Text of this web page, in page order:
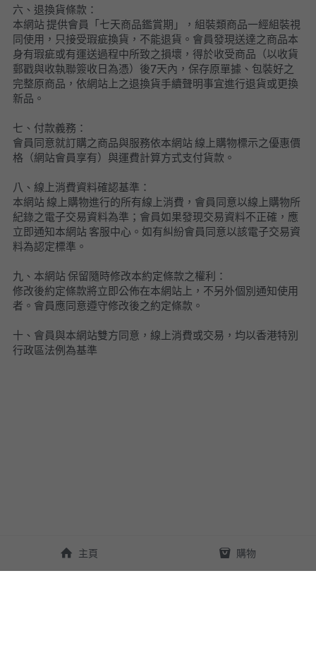
六、退換貨條款：
本網站 提供會員「七天商品鑑賞期」，組裝類商品一經組裝視
同使用，只接受瑕疵換貨，不能退貨。會員發現送達之商品本
身有瑕疵或有運送過程中所致之損壞，得於收受商品（以收貨
郵戳與收執聯簽收日為憑）後7天內，保存原單據、包裝好之
完整原商品，依網站上之退換貨手續聲明事宜進行退貨或更換
新品。
七、付款義務：
會員同意就訂購之商品與服務依本網站 線上購物標示之優惠價
格（網站會員享有）與運費計算方式支付貨款。
八、線上消費資料確認基準：
本網站 線上購物進行的所有線上消費，會員同意以線上購物所
紀錄之電子交易資料為準；會員如果發現交易資料不正確，應
立即通知本網站 客服中心。如有糾紛會員同意以該電子交易資
料為認定標準。
九、本網站 保留隨時修改本約定條款之權利：
修改後約定條款將立即公佈在本網站上，不另外個別通知使用
者。會員應同意遵守修改後之約定條款。
十、會員與本網站雙方同意，線上消費或交易，均以香港特別
行政區法例為基準
關於 LURU-HK 順豐寄送地點
主頁 購物